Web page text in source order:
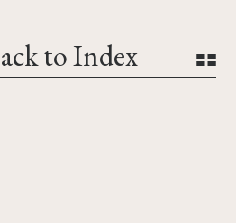
to Index